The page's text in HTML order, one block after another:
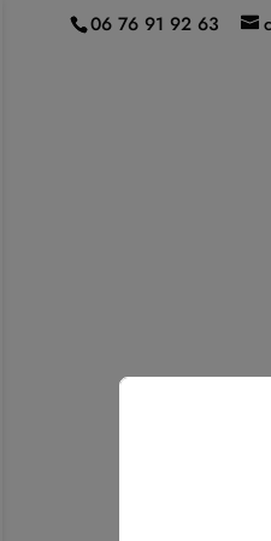
06 76 91 92 63